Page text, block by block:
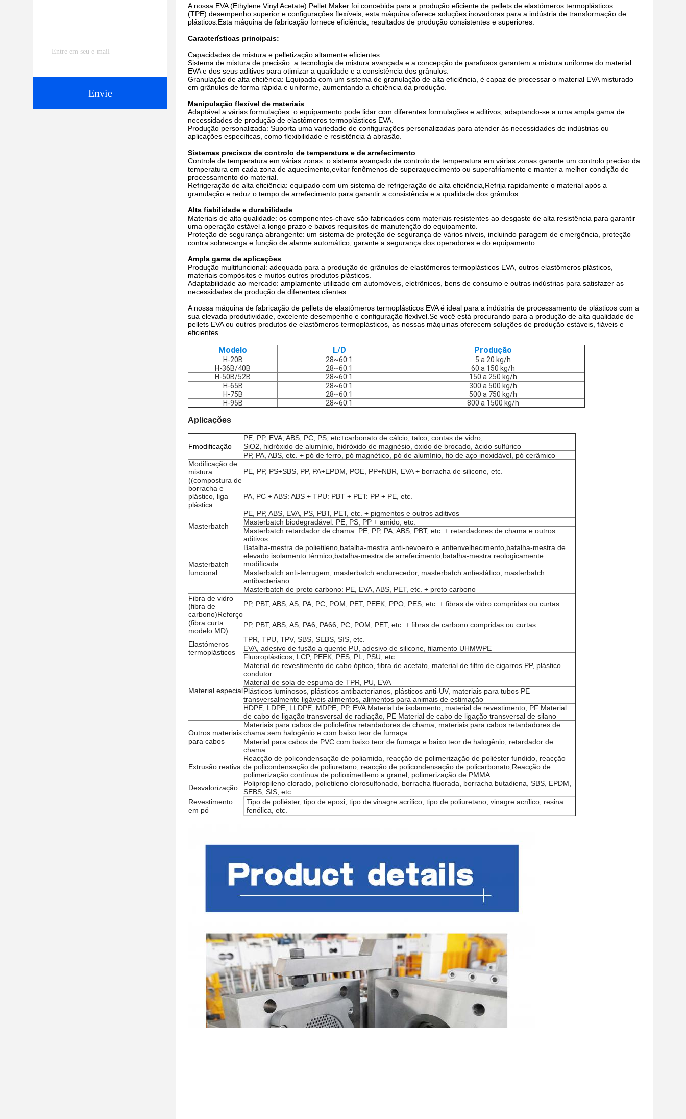
Envie
A nossa EVA (Ethylene Vinyl Acetate) Pellet Maker foi concebida para a produção eficiente de pellets de elastómeros termoplásticos
(TPE).desempenho superior e configurações flexíveis, esta máquina oferece soluções inovadoras para a indústria de transformação de
plásticos.Esta máquina de fabricação fornece eficiência, resultados de produção consistentes e superiores.
Características principais:
Capacidades de mistura e pelletização altamente eficientes
Sistema de mistura de precisão: a tecnologia de mistura avançada e a concepção de parafusos garantem a mistura uniforme do material
EVA e dos seus aditivos para otimizar a qualidade e a consistência dos grânulos.
Granulação de alta eficiência: Equipada com um sistema de granulação de alta eficiência, é capaz de processar o material EVA misturado
em grânulos de forma rápida e uniforme, aumentando a eficiência da produção.
Manipulação flexível de materiais
Adaptável a várias formulações: o equipamento pode lidar com diferentes formulações e aditivos, adaptando-se a uma ampla gama de
necessidades de produção de elastômeros termoplásticos EVA.
Produção personalizada: Suporta uma variedade de configurações personalizadas para atender às necessidades de indústrias ou
aplicações específicas, como flexibilidade e resistência à abrasão.
Sistemas precisos de controlo de temperatura e de arrefecimento
Controle de temperatura em várias zonas: o sistema avançado de controlo de temperatura em várias zonas garante um controlo preciso da
temperatura em cada zona de aquecimento,evitar fenômenos de superaquecimento ou superafriamento e manter a melhor condição de
processamento do material.
Refrigeração de alta eficiência: equipado com um sistema de refrigeração de alta eficiência,Refrija rapidamente o material após a
granulação e reduz o tempo de arrefecimento para garantir a consistência e a qualidade dos grânulos.
Alta fiabilidade e durabilidade
Materiais de alta qualidade: os componentes-chave são fabricados com materiais resistentes ao desgaste de alta resistência para garantir
uma operação estável a longo prazo e baixos requisitos de manutenção do equipamento.
Proteção de segurança abrangente: um sistema de proteção de segurança de vários níveis, incluindo paragem de emergência, proteção
contra sobrecarga e função de alarme automático, garante a segurança dos operadores e do equipamento.
Ampla gama de aplicações
Produção multifuncional: adequada para a produção de grânulos de elastômeros termoplásticos EVA, outros elastômeros plásticos,
materiais compósitos e muitos outros produtos plásticos.
Adaptabilidade ao mercado: amplamente utilizado em automóveis, eletrônicos, bens de consumo e outras indústrias para satisfazer as
necessidades de produção de diferentes clientes.
A nossa máquina de fabricação de pellets de elastômeros termoplásticos EVA é ideal para a indústria de processamento de plásticos com a
sua elevada produtividade, excelente desempenho e configuração flexível.Se você está procurando para a produção de alta qualidade de
pellets EVA ou outros produtos de elastômeros termoplásticos, as nossas máquinas oferecem soluções de produção estáveis, fiáveis e
eficientes.
Modelo L/D Produção
H-20B 28~60:1
5 a 20 kg/h
H-36B/40B
28~60:1
60 a 150 kg/h
H-50B/52B
28~60:1
150 a 250 kg/h
H-65B
28~60:1
300 a 500 kg/h
H-75B
28~60:1
500 a 750 kg/h
H-95B
28~60:1 800 a 1500 kg/h
Aplicações
Fmodificação
PE, PP, EVA, ABS, PC, PS, etc+carbonato de cálcio, talco, contas de vidro,
SiO2, hidróxido de alumínio, hidróxido de magnésio, óxido de brocado, ácido sulfúrico
PP, PA, ABS, etc. + pó de ferro, pó magnético, pó de alumínio, fio de aço inoxidável, pó cerâmico
Modificação de
mistura
((compostura de
borracha e
plástico, liga
plástica
PE, PP, PS+SBS, PP, PA+EPDM, POE, PP+NBR, EVA + borracha de silicone, etc.
PA, PC + ABS: ABS + TPU: PBT + PET: PP + PE, etc.
Masterbatch
PE, PP, ABS, EVA, PS, PBT, PET, etc. + pigmentos e outros aditivos
Masterbatch biodegradável: PE, PS, PP + amido, etc.
Masterbatch retardador de chama: PE, PP, PA, ABS, PBT, etc. + retardadores de chama e outros
aditivos
Masterbatch
funcional
Batalha-mestra de polietileno,batalha-mestra anti-nevoeiro e antienvelhecimento,batalha-mestra de
elevado isolamento térmico,batalha-mestra de arrefecimento,batalha-mestra reologicamente
modificada
Masterbatch anti-ferrugem, masterbatch endurecedor, masterbatch antiestático, masterbatch
antibacteriano
Masterbatch de preto carbono: PE, EVA, ABS, PET, etc. + preto carbono
Fibra de vidro
(fibra de
carbono)Reforço
(fibra curta
modelo MD)
PP, PBT, ABS, AS, PA, PC, POM, PET, PEEK, PPO, PES, etc. + fibras de vidro compridas ou curtas
PP, PBT, ABS, AS, PA6, PA66, PC, POM, PET, etc. + fibras de carbono compridas ou curtas
Elastómeros
termoplásticos
TPR, TPU, TPV, SBS, SEBS, SIS, etc.
EVA, adesivo de fusão a quente PU, adesivo de silicone, filamento UHMWPE
Fluoroplásticos, LCP, PEEK, PES, PL, PSU, etc.
Material especial
Material de revestimento de cabo óptico, fibra de acetato, material de filtro de cigarros PP, plástico
condutor
Material de sola de espuma de TPR, PU, EVA
Plásticos luminosos, plásticos antibacterianos, plásticos anti-UV, materiais para tubos PE
transversalmente ligáveis alimentos, alimentos para animais de estimação
HDPE, LDPE, LLDPE, MDPE, PP, EVA Material de isolamento, material de revestimento, PF Material
de cabo de ligação transversal de radiação, PE Material de cabo de ligação transversal de silano
Outros materiais
para cabos
Materiais para cabos de poliolefina retardadores de chama, materiais para cabos retardadores de
chama sem halogênio e com baixo teor de fumaça
Material para cabos de PVC com baixo teor de fumaça e baixo teor de halogênio, retardador de
chama
Extrusão reativa
Reacção de policondensação de poliamida, reacção de polimerização de poliéster fundido, reacção
de policondensação de poliuretano, reacção de policondensação de policarbonato,Reacção de
polimerização contínua de polioximetileno a granel, polimerização de PMMA
Desvalorização
Polipropileno clorado, polietileno clorosulfonado, borracha fluorada, borracha butadiena, SBS, EPDM,
SEBS, SIS, etc.
Revestimento
em pó
Tipo de poliéster, tipo de epoxi, tipo de vinagre acrílico, tipo de poliuretano, vinagre acrílico, resina
fenólica, etc.